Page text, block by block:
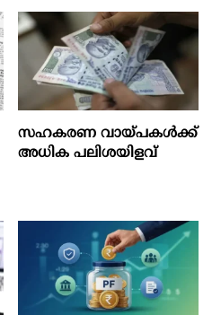
സഹകരണ വായ്പകള്‍ക്ക്
അധിക പലിശയിളവ്